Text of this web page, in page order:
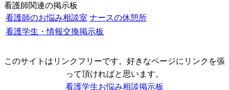
看護師関連の掲示板
看護師のお悩み相談室 ナースの休憩所
看護学生・情報交換掲示板
このサイトはリンクフリーです。好きなページにリンクを張
って頂ければと思います。
看護学生お悩み相談掲示板